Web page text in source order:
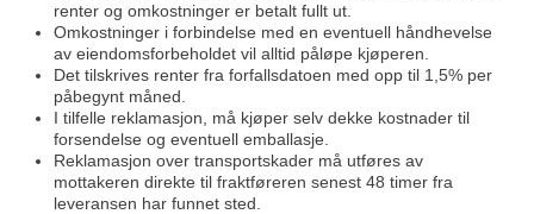
renter og omkostninger er betalt fullt ut.
Omkostninger i forbindelse med en eventuell håndhevelse
av eiendomsforbeholdet vil alltid påløpe kjøperen.
Det tilskrives renter fra forfallsdatoen med opp til 1,5% per
påbegynt måned.
I tilfelle reklamasjon, må kjøper selv dekke kostnader til
forsendelse og eventuell emballasje.
Reklamasjon over transportskader må utføres av
mottakeren direkte til fraktføreren senest 48 timer fra
leveransen har funnet sted.